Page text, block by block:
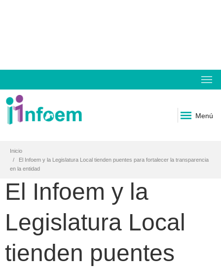
Menú
Inicio
El Infoem y la Legislatura Local tienden puentes para fortalecer la transparencia
en la entidad
El Infoem y la
Legislatura Local
tienden puentes